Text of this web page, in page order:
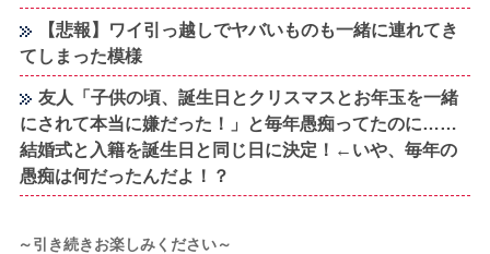
【悲報】ワイ引っ越しでヤバいものも一緒に連れてき
てしまった模様
友人「子供の頃、誕生日とクリスマスとお年玉を一緒
にされて本当に嫌だった！」と毎年愚痴ってたのに……
結婚式と入籍を誕生日と同じ日に決定！←いや、毎年の
愚痴は何だったんだよ！？
～引き続きお楽しみください～